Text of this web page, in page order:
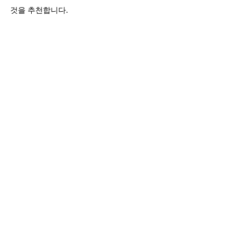
것을 추천합니다.